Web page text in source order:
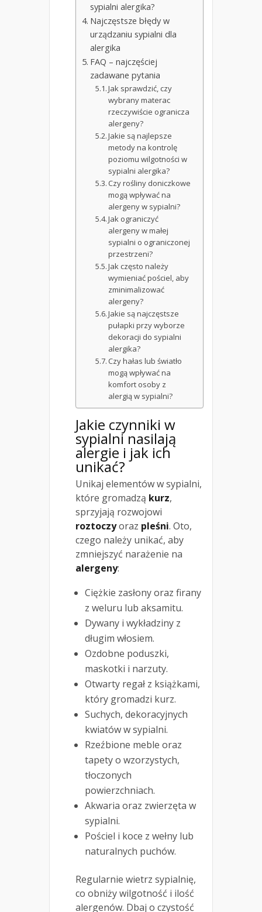
sypialni alergika?
Najczęstsze błędy w
urządzaniu sypialni dla
alergika
FAQ – najczęściej
zadawane pytania
Jak sprawdzić, czy
wybrany materac
rzeczywiście ogranicza
alergeny?
Jakie są najlepsze
metody na kontrolę
poziomu wilgotności w
sypialni alergika?
Czy rośliny doniczkowe
mogą wpływać na
alergeny w sypialni?
Jak ograniczyć
alergeny w małej
sypialni o ograniczonej
przestrzeni?
Jak często należy
wymieniać pościel, aby
zminimalizować
alergeny?
Jakie są najczęstsze
pułapki przy wyborze
dekoracji do sypialni
alergika?
Czy hałas lub światło
mogą wpływać na
komfort osoby z
alergią w sypialni?
Jakie czynniki w
sypialni nasilają
alergie i jak ich
unikać?
Unikaj elementów w sypialni,
które gromadzą kurz,
sprzyjają rozwojowi
roztoczyoraz pleśni. Oto,
czego należy unikać, aby
zmniejszyć narażenie na
alergeny:
Ciężkie zasłony oraz firany
z weluru lub aksamitu.
Dywany i wykładziny z
długim włosiem.
Ozdobne poduszki,
maskotki i narzuty.
Otwarty regał z książkami,
który gromadzi kurz.
Suchych, dekoracyjnych
kwiatów w sypialni.
Rzeźbione meble oraz
tapety o wzorzystych,
tłoczonych
powierzchniach.
Akwaria oraz zwierzęta w
sypialni.
Pościel i koce z wełny lub
naturalnych puchów.
Regularnie wietrz sypialnię,
co obniży wilgotność i ilość
alergenów. Dbaj o czystość